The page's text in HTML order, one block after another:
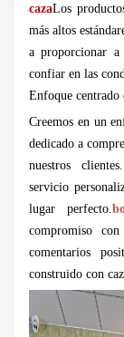
cazaLos
más altos
a proporcionar a
confiar en las
Enfoque centrado
Creemos en un
dedicado a
nuestros
servicio
lugar perfecto.
compromiso
comentarios
construido con